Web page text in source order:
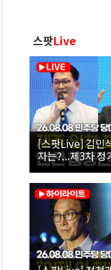
스팟Live
[스팟Live] 김민
자는?...제3차 정
합동연설회 생중